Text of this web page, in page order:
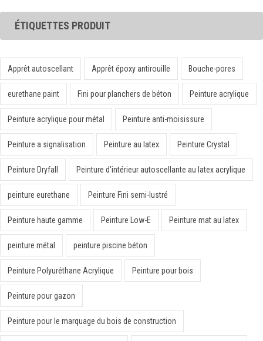
ÉTIQUETTES PRODUIT
Apprêt autoscellant Apprêt époxy antirouille Bouche-pores
eurethane paint Fini pour planchers de béton Peinture acrylique
Peinture acrylique pour métal Peinture anti-moisissure
Peinture a signalisation Peinture au latex Peinture Crystal
Peinture Dryfall Peinture d’intérieur autoscellante au latex acrylique
peinture eurethane Peinture Fini semi-lustré
Peinture haute gamme Peinture Low-E Peinture mat au latex
peinture métal peinture piscine béton
Peinture Polyuréthane Acrylique Peinture pour bois
Peinture pour gazon
Peinture pour le marquage du bois de construction